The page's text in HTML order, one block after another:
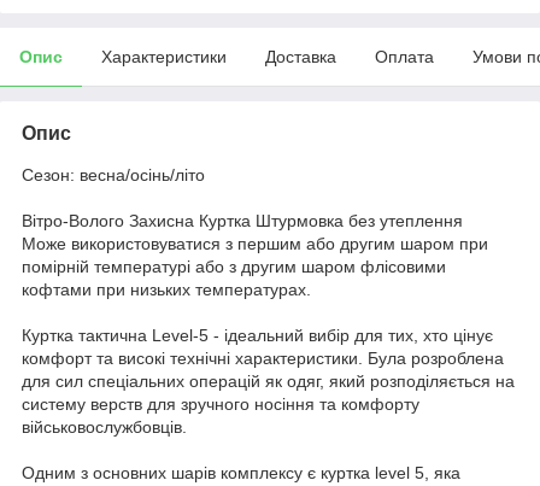
Опис Характеристики Доставка Оплата Умови
Опис
Сезон: весна/осінь/літо
Вітро-Волого Захисна Куртка Штурмовка без утеплення
Може використовуватися з першим або другим шаром при
помірній температурі або з другим шаром флісовими
кофтами при низьких температурах.
Куртка тактична Level-5 - ідеальний вибір для тих, хто цінує
комфорт та високі технічні характеристики. Була розроблена
для сил спеціальних операцій як одяг, який розподіляється на
систему верств для зручного носіння та комфорту
військовослужбовців.
Одним з основних шарів комплексу є куртка level 5, яка